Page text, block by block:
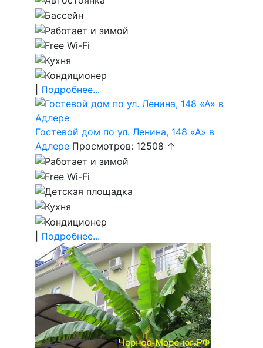
Подробнее...
Гостевой дом по ул. Ленина, 148 «А» в
Адлере Просмотров: 12508 ↑
Подробнее...